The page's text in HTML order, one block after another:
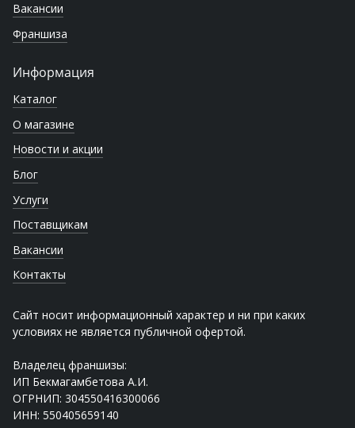
Вакансии
Франшиза
Информация
Каталог
О магазине
Новости и акции
Блог
Услуги
Поставщикам
Вакансии
Контакты
Сайт носит информационный характер и ни при каких
условиях не является публичной офертой.
Владелец франшизы:
ИП Бекмагамбетова А.И.
ОГРНИП: 304550416300066
ИНН: 550405659140